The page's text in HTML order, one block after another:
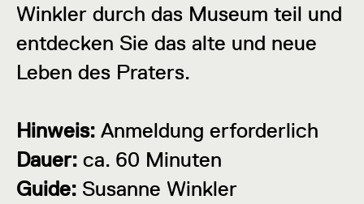
Winkler durch das Museum teil und
entdecken Sie das alte und neue
Leben des Praters.
Hinweis: Anmeldung erforderlich
Dauer: ca. 60 Minuten
Guide: Susanne Winkler